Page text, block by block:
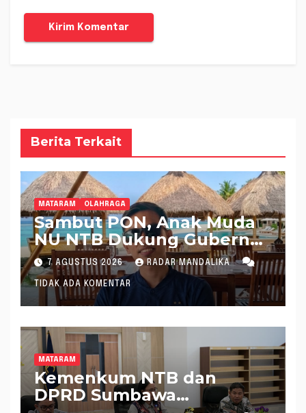
Berita Terkait
MATARAM OLAHRAGA
Sambut PON, Anak Muda
NU NTB Dukung Gubernur
Pimpin KONI NTB
7 AGUSTUS 2026 RADAR MANDALIKA
TIDAK ADA KOMENTAR
MATARAM
Kemenkum NTB dan
DPRD Sumbawa